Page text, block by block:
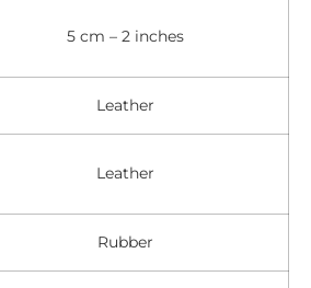
5 cm – 2 inches
Leather
Leather
Rubber